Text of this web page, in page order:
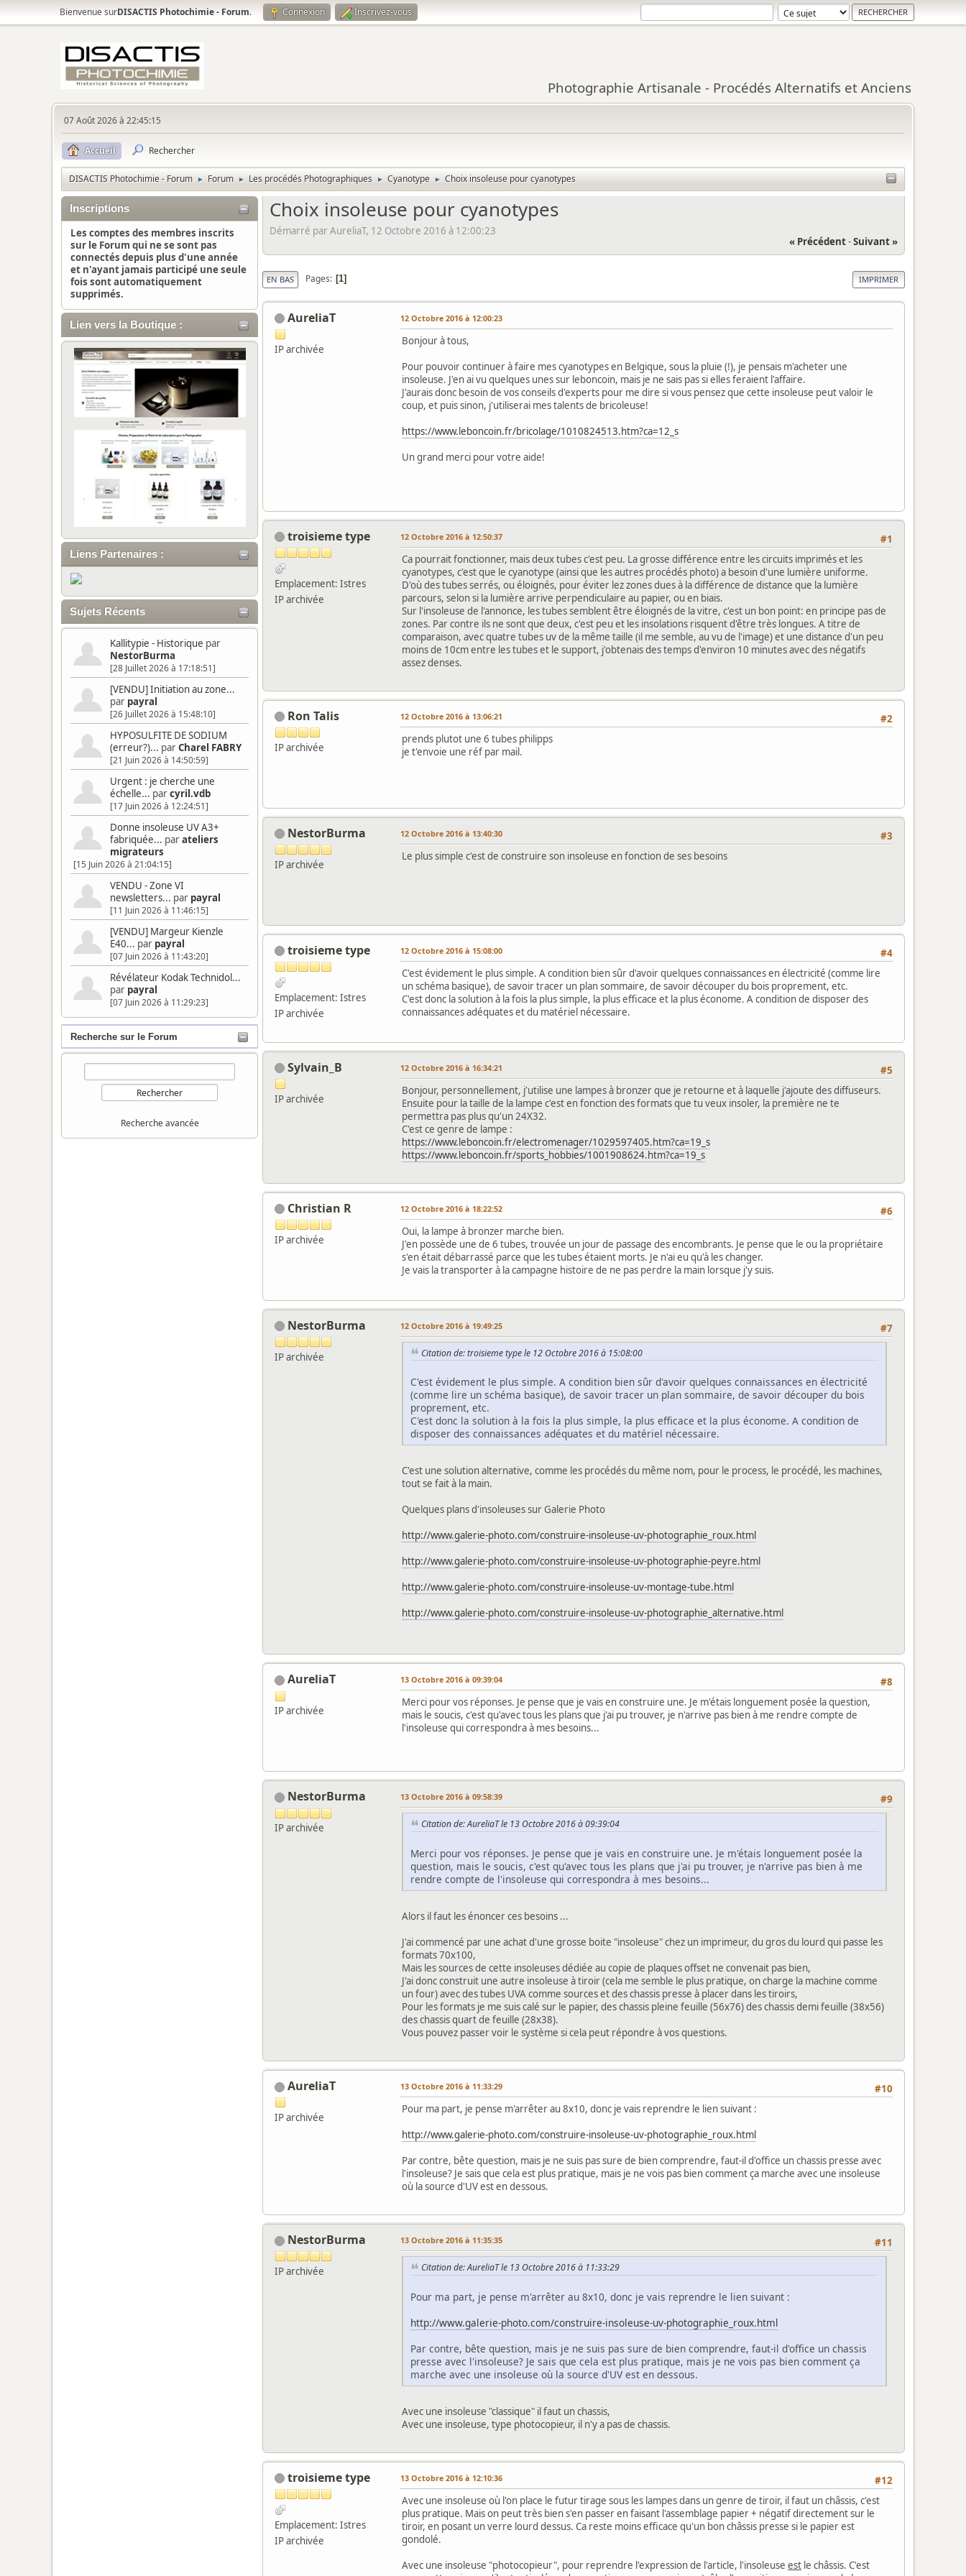
Bienvenue surDISACTIS Photochimie - Forum. Connexion Inscrivez-vous
Photographie Artisanale - Procédés Alternatifs et Anciens
07 Août 2026 à 22:45:15
Accueil Rechercher
DISACTIS Photochimie - Forum ► Forum ► Les procédés Photographiques ► Cyanotype ► Choix insoleuse pour cyanotypes
Inscriptions
Les comptes des membres inscrits
sur le Forum qui ne se sont pas
connectés depuis plus d'une année
et n'ayant jamais participé une seule
fois sont automatiquement
supprimés.
Lien vers la Boutique :
Liens Partenaires :
Sujets Récents
Kallitypie - Historique par
NestorBurma
[28 Juillet 2026 à 17:18:51]
[VENDU] Initiation au zone...
par payral
[26 Juillet 2026 à 15:48:10]
HYPOSULFITE DE SODIUM
(erreur?)... parCharel FABRY
[21 Juin 2026 à 14:50:59]
Urgent : je cherche une
échelle... parcyril.vdb
[17 Juin 2026 à 12:24:51]
Donne insoleuse UV A3+
fabriquée... parateliers
migrateurs
[15 Juin 2026 à 21:04:15]
VENDU - Zone VI
newsletters... par payral
[11 Juin 2026 à 11:46:15]
[VENDU] Margeur Kienzle
E40... par payral
[07 Juin 2026 à 11:43:20]
Révélateur Kodak Technidol...
par payral
[07 Juin 2026 à 11:29:23]
Recherche sur le Forum
Recherche avancée
Choix insoleuse pour cyanotypes
Démarré par AureliaT, 12 Octobre 2016 à 12:00:23
« Précédent-Suivant »
IMPRIMER
EN BAS Pages 1
AureliaT
IP archivée
12 Octobre 2016 à 12:00:23
Bonjour à tous,
Pour pouvoir continuer à faire mes cyanotypes en Belgique, sous la pluie (!), je pensais m'acheter une
insoleuse. J'en ai vu quelques unes sur leboncoin, mais je ne sais pas si elles feraient l'affaire.
J'aurais donc besoin de vos conseils d'experts pour me dire si vous pensez que cette insoleuse peut valoir le
coup, et puis sinon, j'utiliserai mes talents de bricoleuse!
https://www.leboncoin.fr/bricolage/1010824513.htm?ca=12_s
Un grand merci pour votre aide!
troisieme type
Emplacement: Istres
IP archivée
#1
12 Octobre 2016 à 12:50:37
Ca pourrait fonctionner, mais deux tubes c'est peu. La grosse différence entre les circuits imprimés et les
cyanotypes, c'est que le cyanotype (ainsi que les autres procédés photo) a besoin d'une lumière uniforme.
D'où des tubes serrés, ou éloignés, pour éviter lez zones dues à la différence de distance que la lumière
parcours, selon si la lumière arrive perpendiculaire au papier, ou en biais.
Sur l'insoleuse de l'annonce, les tubes semblent être éloignés de la vitre, c'est un bon point: en principe pas de
zones. Par contre ils ne sont que deux, c'est peu et les insolations risquent d'être très longues. A titre de
comparaison, avec quatre tubes uv de la même taille (il me semble, au vu de l'image) et une distance d'un peu
moins de 10cm entre les tubes et le support, j'obtenais des temps d'environ 10 minutes avec des négatifs
assez denses.
Ron Talis
IP archivée
#2
12 Octobre 2016 à 13:06:21
prends plutot une 6 tubes philipps
je t'envoie une réf par mail.
NestorBurma
IP archivée
#3
12 Octobre 2016 à 13:40:30
Le plus simple c'est de construire son insoleuse en fonction de ses besoins
troisieme type
Emplacement: Istres
IP archivée
#4
12 Octobre 2016 à 15:08:00
C'est évidement le plus simple. A condition bien sûr d'avoir quelques connaissances en électricité (comme lire
un schéma basique), de savoir tracer un plan sommaire, de savoir découper du bois proprement, etc.
C'est donc la solution à la fois la plus simple, la plus efficace et la plus économe. A condition de disposer des
connaissances adéquates et du matériel nécessaire.
Sylvain_B
IP archivée
#5
12 Octobre 2016 à 16:34:21
Bonjour, personnellement, j'utilise une lampes à bronzer que je retourne et à laquelle j'ajoute des diffuseurs.
Ensuite pour la taille de la lampe c'est en fonction des formats que tu veux insoler, la première ne te
permettra pas plus qu'un 24X32.
C'est ce genre de lampe :
https://www.leboncoin.fr/electromenager/1029597405.htm?ca=19_s
https://www.leboncoin.fr/sports_hobbies/1001908624.htm?ca=19_s
Christian R
IP archivée
#6
12 Octobre 2016 à 18:22:52
Oui, la lampe à bronzer marche bien.
J'en possède une de 6 tubes, trouvée un jour de passage des encombrants. Je pense que le ou la propriétaire
s'en était débarrassé parce que les tubes étaient morts. Je n'ai eu qu'à les changer.
Je vais la transporter à la campagne histoire de ne pas perdre la main lorsque j'y suis.
NestorBurma
IP archivée
#7
12 Octobre 2016 à 19:49:25
Citation de: troisieme type le 12 Octobre 2016 à 15:08:00
C'est évidement le plus simple. A condition bien sûr d'avoir quelques connaissances en électricité
(comme lire un schéma basique), de savoir tracer un plan sommaire, de savoir découper du bois
proprement, etc.
C'est donc la solution à la fois la plus simple, la plus efficace et la plus économe. A condition de
disposer des connaissances adéquates et du matériel nécessaire.
C'est une solution alternative, comme les procédés du même nom, pour le process, le procédé, les machines,
tout se fait à la main.
Quelques plans d'insoleuses sur Galerie Photo
http://www.galerie-photo.com/construire-insoleuse-uv-photographie_roux.html
http://www.galerie-photo.com/construire-insoleuse-uv-photographie-peyre.html
http://www.galerie-photo.com/construire-insoleuse-uv-montage-tube.html
http://www.galerie-photo.com/construire-insoleuse-uv-photographie_alternative.html
AureliaT
IP archivée
#8
13 Octobre 2016 à 09:39:04
Merci pour vos réponses. Je pense que je vais en construire une. Je m'étais longuement posée la question,
mais le soucis, c'est qu'avec tous les plans que j'ai pu trouver, je n'arrive pas bien à me rendre compte de
l'insoleuse qui correspondra à mes besoins...
NestorBurma
IP archivée
#9
13 Octobre 2016 à 09:58:39
Citation de: AureliaT le 13 Octobre 2016 à 09:39:04
Merci pour vos réponses. Je pense que je vais en construire une. Je m'étais longuement posée la
question, mais le soucis, c'est qu'avec tous les plans que j'ai pu trouver, je n'arrive pas bien à me
rendre compte de l'insoleuse qui correspondra à mes besoins...
Alors il faut les énoncer ces besoins ...
J'ai commencé par une achat d'une grosse boite "insoleuse" chez un imprimeur, du gros du lourd qui passe les
formats 70x100,
Mais les sources de cette insoleuses dédiée au copie de plaques offset ne convenait pas bien,
J'ai donc construit une autre insoleuse à tiroir (cela me semble le plus pratique, on charge la machine comme
un four) avec des tubes UVA comme sources et des chassis presse à placer dans les tiroirs,
Pour les formats je me suis calé sur le papier, des chassis pleine feuille (56x76) des chassis demi feuille (38x56)
des chassis quart de feuille (28x38).
Vous pouvez passer voir le système si cela peut répondre à vos questions.
AureliaT
IP archivée
#10
13 Octobre 2016 à 11:33:29
Pour ma part, je pense m'arrêter au 8x10, donc je vais reprendre le lien suivant :
http://www.galerie-photo.com/construire-insoleuse-uv-photographie_roux.html
Par contre, bête question, mais je ne suis pas sure de bien comprendre, faut-il d'office un chassis presse avec
l'insoleuse? Je sais que cela est plus pratique, mais je ne vois pas bien comment ça marche avec une insoleuse
où la source d'UV est en dessous.
NestorBurma
IP archivée
#11
13 Octobre 2016 à 11:35:35
Citation de: AureliaT le 13 Octobre 2016 à 11:33:29
Pour ma part, je pense m'arrêter au 8x10, donc je vais reprendre le lien suivant :
http://www.galerie-photo.com/construire-insoleuse-uv-photographie_roux.html
Par contre, bête question, mais je ne suis pas sure de bien comprendre, faut-il d'office un chassis
presse avec l'insoleuse? Je sais que cela est plus pratique, mais je ne vois pas bien comment ça
marche avec une insoleuse où la source d'UV est en dessous.
Avec une insoleuse "classique" il faut un chassis,
Avec une insoleuse, type photocopieur, il n'y a pas de chassis.
troisieme type
Emplacement: Istres
IP archivée
#12
13 Octobre 2016 à 12:10:36
Avec une insoleuse où l'on place le futur tirage sous les lampes dans un genre de tiroir, il faut un châssis, c'est
plus pratique. Mais on peut très bien s'en passer en faisant l'assemblage papier + négatif directement sur le
tiroir, en posant un verre lourd dessus. Ca reste moins efficace qu'un bon châssis presse si le papier est
gondolé.
Avec une insoleuse "photocopieur", pour reprendre l'expression de l'article, l'insoleuse est le châssis. C'est